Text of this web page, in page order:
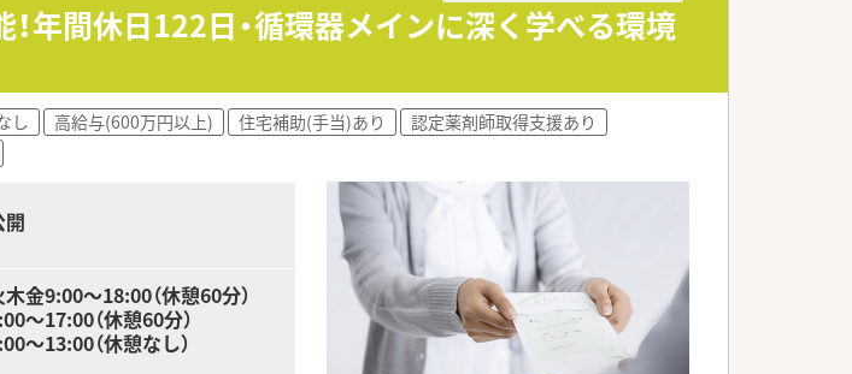
！年間休日122日・循環器メインに深く学べる環境
し 高給与(600万円以上) 住宅補助(手当)あり
認定薬剤師取得支援あり
開
金9:00～18:00（休憩60分）
～17:00（休憩60分）
～13:00（休憩なし）